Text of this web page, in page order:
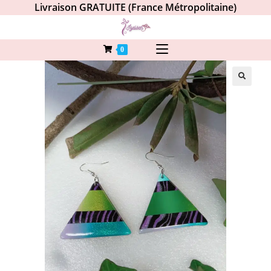
Livraison GRATUITE (France Métropolitaine)
0